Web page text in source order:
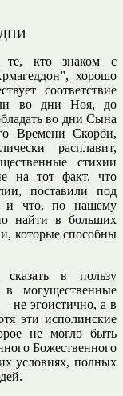
те, кто знаком с
хорошо
соответствие
во дни Ноя, до
во дни Сына
Времени Скорби,
расплавит,
стихии
на тот факт, что
поставили под
и что, по нашему
найти в больших
которые способны
в пользу
в могущественные
не эгоистично, а в
эти исполинские
не могло быть
Божественного
условиях, полных